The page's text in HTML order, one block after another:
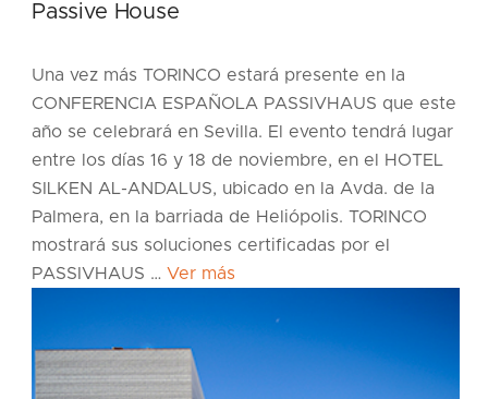
Passive House
Una vez más TORINCO estará presente en la
CONFERENCIA ESPAÑOLA PASSIVHAUS que este
año se celebrará en Sevilla. El evento tendrá lugar
entre los días 16 y 18 de noviembre, en el HOTEL
SILKEN AL-ANDALUS, ubicado en la Avda. de la
Palmera, en la barriada de Heliópolis. TORINCO
mostrará sus soluciones certificadas por el
PASSIVHAUS … Ver más